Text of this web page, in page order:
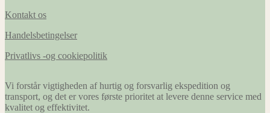
Kontakt os
Handelsbetingelser
Privatlivs -og cookiepolitik
Vi forstår vigtigheden af hurtig og forsvarlig ekspedition og
transport, og det er vores første prioritet at levere denne service med
kvalitet og effektivitet.